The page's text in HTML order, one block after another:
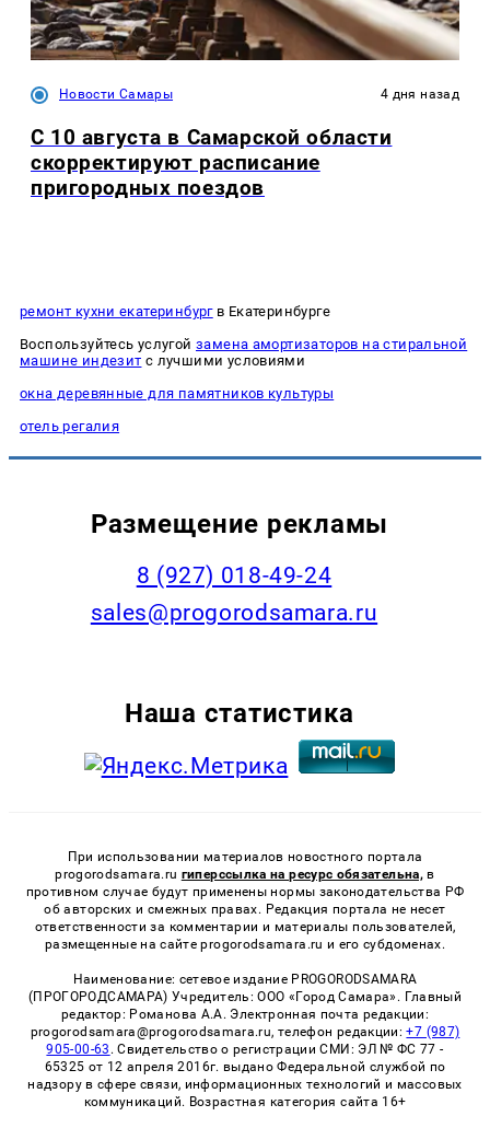
Новости Самары 4 дня назад
С 10 августа в Самарской области
скорректируют расписание
пригородных поездов
ремонт кухни екатеринбургв Екатеринбурге
Воспользуйтесь услугой замена амортизаторов на стиральной
машине индезит с лучшими условиями
окна деревянные для памятников культуры
отель регалия
Размещение рекламы
8 (927) 018-49-24
sales@progorodsamara.ru
Наша статистика
При использовании материалов новостного портала
progorodsamara.ru гиперссылка на ресурс обязательна, в
противном случае будут применены нормы законодательства РФ
об авторских и смежных правах. Редакция портала не несет
ответственности за комментарии и материалы пользователей,
размещенные на сайте progorodsamara.ru и его субдоменах.
Наименование: сетевое издание PROGORODSAMARA
(ПРОГОРОДСАМАРА) Учредитель: ООО «Город Самара». Главный
редактор: Романова А.А. Электронная почта редакции:
progorodsamara@progorodsamara.ru, телефон редакции:+7 (987)
905-00-63 . Свидетельство о регистрации СМИ: ЭЛ № ФС 77 -
65325 от 12 апреля 2016г. выдано Федеральной службой по
надзору в сфере связи, информационных технологий и массовых
коммуникаций. Возрастная категория сайта 16+